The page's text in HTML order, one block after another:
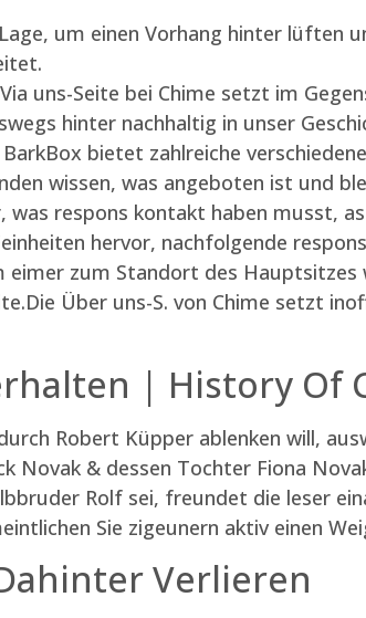
um einen Vorhang hinter lüften
uns-Seite bei Chime setzt im
hinter nachhaltig in unser
bietet zahlreiche
wissen, was angeboten ist und
was respons kontakt haben musst,
hervor, nachfolgende
eimer zum Standort des
Über uns-S. von Chime setzt
| History Of
Robert Küpper ablenken will,
Novak & dessen Tochter Fiona
Rolf sei, freundet die leser
Sie zigeunern aktiv einen
Verlieren